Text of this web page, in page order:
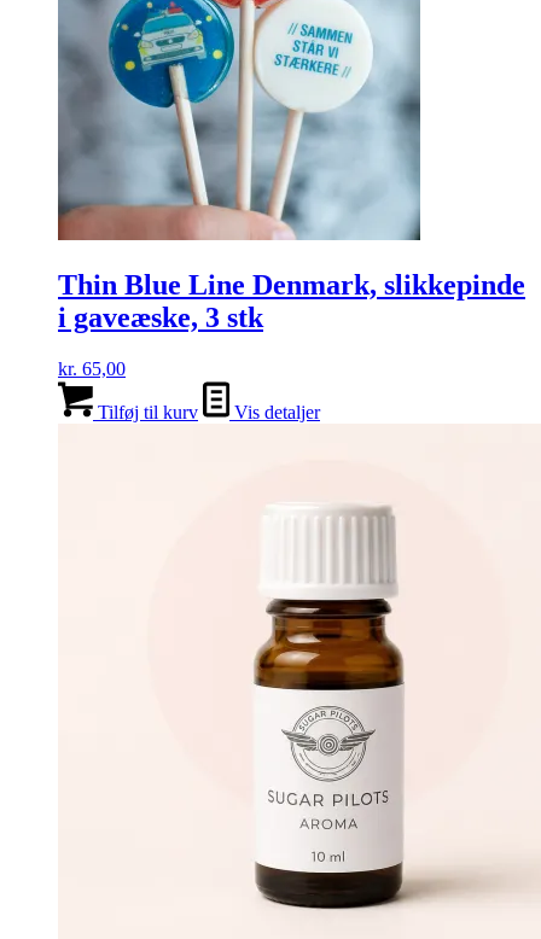
Thin Blue Line Denmark, slikkepinde
i gaveæske, 3 stk
kr. 65,00
Tilføj til kurv Vis detaljer